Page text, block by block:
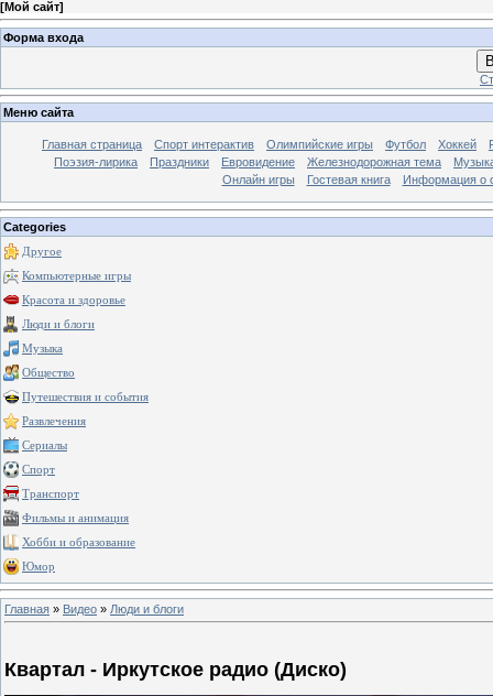
[Мой сайт]
Форма входа
Меню сайта
Главная страница Спорт интерактив Олимпийские игры Футбол Хоккей
Поэзия-лирика
Праздники Евровидение Железнодорожная тема
Онлайн игры
Гостевая книга Информация о
Categories
Другое
Компьютерные игры
Красота и здоровье
Люди и блоги
Музыка
Общество
Путешествия и события
Развлечения
Сериалы
Спорт
Транспорт
Фильмы и анимация
Хобби и образование
Юмор
Главная » Видео » Люди и блоги
Квартал - Иркутское радио (Диско)